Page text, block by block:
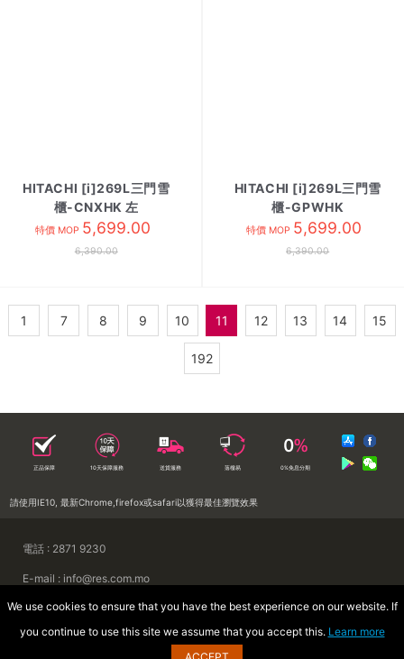
HITACHI [i]269L三門雪
櫃-CNXHK 左
HR3N5342EA不繡綱香
濱
特價 MOP 5,699.00
6,390.00
HITACHI [i]269L三門雪
櫃-GPWHK
HR3N5342DA 白色玻璃
特價 MOP 5,699.00
6,390.00
1 7 8 9 10 11 12 13 14 15
192
正品保障 10天保障服務 送貨服務 落樓易 0%免息分期
請使用IE10, 最新Chrome,firefox或safari以獲得最佳瀏覽效果
電話 : 2871 9230
E-mail : info@res.com.mo
地址 : 澳門慕拉士前地來來集團大廈
Copyright © 2026 澳門來來電器廣場
We use cookies to ensure that you have the best experience on our website. If
you continue to use this site we assume that you accept this. Learn more